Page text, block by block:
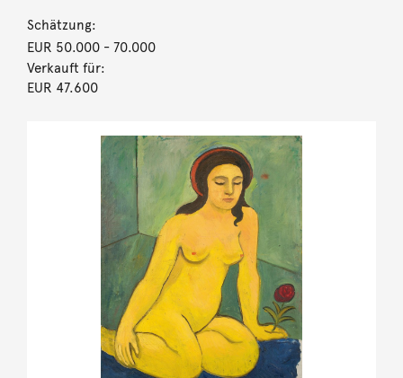
Schätzung:
EUR 50.000- 70.000
Verkauft für:
EUR 47.600